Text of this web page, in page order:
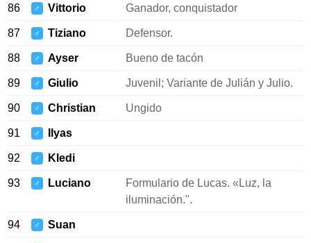
86 ♂ Vittorio Ganador, conquistador
87 ♂ Tiziano Defensor.
88 ♂ Ayser Bueno de tacón
89 ♂ Giulio Juvenil; Variante de Julián y Julio.
90 ♂ Christian Ungido
91 ♂ Ilyas
92 ♂ Kledi
93 ♂ Luciano
Formulario de Lucas. «Luz, la
iluminación.".
94 ♂ Suan